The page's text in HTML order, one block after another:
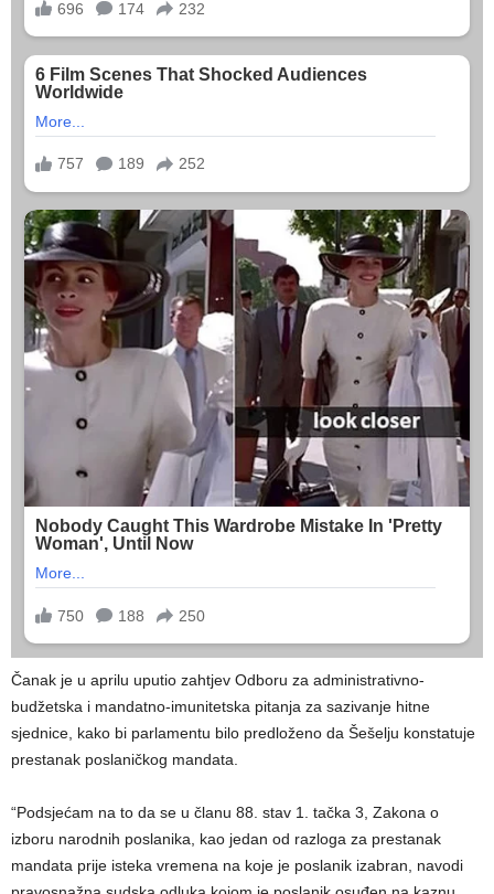
Čanak je u aprilu uputio zahtjev Odboru za administrativno-
budžetska i mandatno-imunitetska pitanja za sazivanje hitne
sjednice, kako bi parlamentu bilo predloženo da Šešelju konstatuje
prestanak poslaničkog mandata.
“Podsjećam na to da se u članu 88. stav 1. tačka 3, Zakona o
izboru narodnih poslanika, kao jedan od razloga za prestanak
mandata prije isteka vremena na koje je poslanik izabran, navodi